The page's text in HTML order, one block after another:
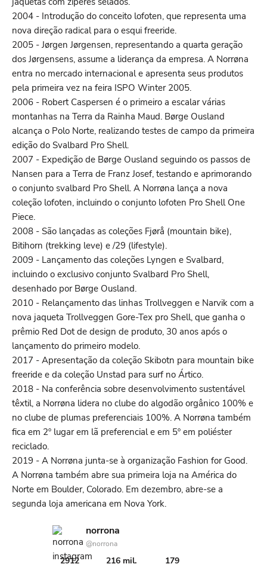
2004 - Introdução do conceito lofoten, que representa uma
nova direção radical para o esqui freeride.
2005 - Jørgen Jørgensen, representando a quarta geração
dos Jørgensens, assume a liderança da empresa. A Norrøna
entra no mercado internacional e apresenta seus produtos
pela primeira vez na feira ISPO Winter 2005.
2006 - Robert Caspersen é o primeiro a escalar várias
montanhas na Terra da Rainha Maud. Børge Ousland
alcança o Polo Norte, realizando testes de campo da primeira
edição do Svalbard Pro Shell.
2007 - Expedição de Børge Ousland seguindo os passos de
Nansen para a Terra de Franz Josef, testando e aprimorando
o conjunto svalbard Pro Shell. A Norrøna lança a nova
coleção lofoten, incluindo o conjunto lofoten Pro Shell One
Piece.
2008 - São lançadas as coleções Fjørå (mountain bike),
Bitihorn (trekking leve) e /29 (lifestyle).
2009 - Lançamento das coleções Lyngen e Svalbard,
incluindo o exclusivo conjunto Svalbard Pro Shell,
desenhado por Børge Ousland.
2010 - Relançamento das linhas Trollveggen e Narvik com a
nova jaqueta Trollveggen Gore-Tex pro Shell, que ganha o
prêmio Red Dot de design de produto, 30 anos após o
lançamento do primeiro modelo.
2017 - Apresentação da coleção Skibotn para mountain bike
freeride e da coleção Unstad para surf no Ártico.
2018 - Na conferência sobre desenvolvimento sustentável
têxtil, a Norrøna lidera no clube do algodão orgânico 100% e
no clube de plumas preferenciais 100%. A Norrøna também
fica em 2º lugar em lã preferencial e em 5º em poliéster
reciclado.
2019 - A Norrøna junta-se à organização Fashion for Good.
A Norrøna também abre sua primeira loja na América do
Norte em Boulder, Colorado. Em dezembro, abre-se a
segunda loja americana em Nova York.
norrona
@norrona
2912 216 mil. 179